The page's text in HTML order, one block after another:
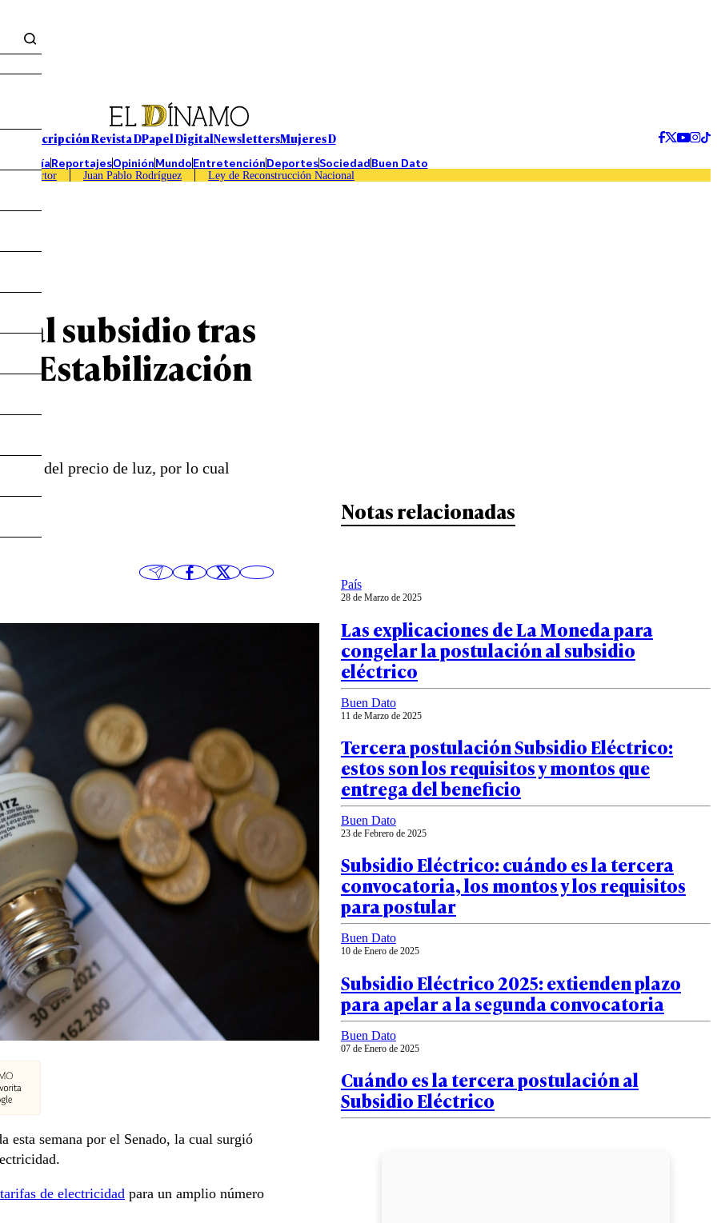
Suscripción Revista DPapel DigitalNewslettersMujeres D
EconomíaReportajesOpiniónMundoEntretenciónDeportesSociedadBuen Dato
Caso Sartor Juan Pablo Rodríguez Ley de Reconstrucción Nacional
al subsidio tras
Estabilización
alza del precio de luz, por lo cual
esta semana por el Senado, la cual surgió
de electricidad para un amplio número
Notas relacionadas
País
28 de Marzo de 2025
Las explicaciones de La Moneda para
congelar la postulación al subsidio
eléctrico
Buen Dato
11 de Marzo de 2025
Tercera postulación Subsidio Eléctrico:
estos son los requisitos y montos que
entrega del beneficio
Buen Dato
23 de Febrero de 2025
Subsidio Eléctrico: cuándo es la tercera
convocatoria, los montos y los requisitos
para postular
Buen Dato
10 de Enero de 2025
Subsidio Eléctrico 2025: extienden plazo
para apelar a la segunda convocatoria
Buen Dato
07 de Enero de 2025
Cuándo es la tercera postulación al
Subsidio Eléctrico